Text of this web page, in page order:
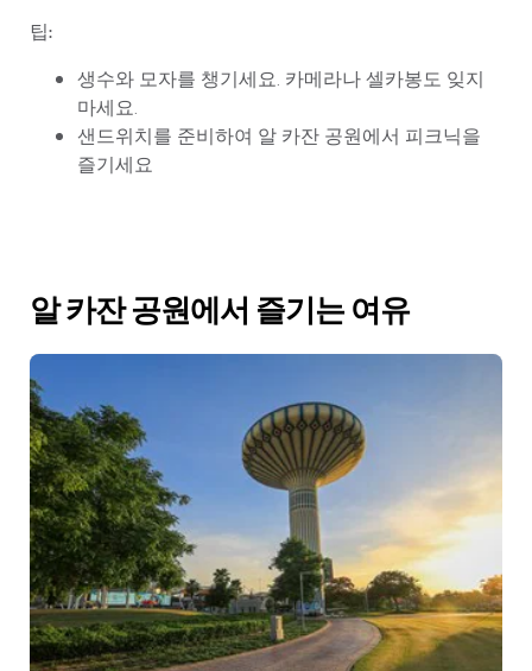
팁:
생수와 모자를 챙기세요. 카메라나 셀카봉도 잊지
마세요.
샌드위치를 준비하여 알 카잔 공원에서 피크닉을
즐기세요
알 카잔 공원에서 즐기는 여유